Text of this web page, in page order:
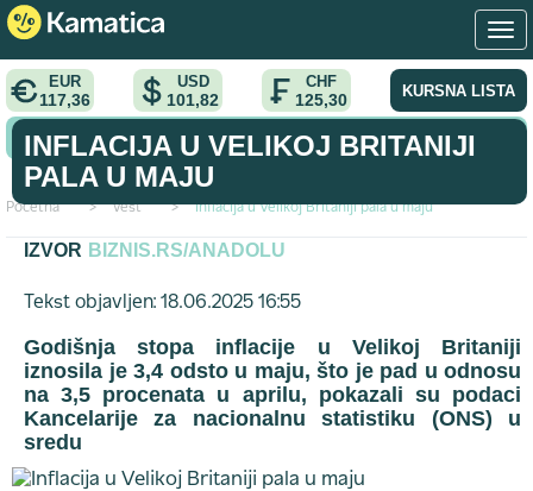
EUR
117,36
USD
101,82
CHF
125,30 KURSNA LISTA
KONVERTOR VALUTA
Početna > vest > Inflacija u Velikoj Britaniji pala u maju
INFLACIJA U VELIKOJ BRITANIJI
PALA U MAJU
IZVOR BIZNIS.RS/ANADOLU
Tekst objavljen: 18.06.2025 16:55
Godišnja stopa inflacije u Velikoj Britaniji
iznosila je 3,4 odsto u maju, što je pad u odnosu
na 3,5 procenata u aprilu, pokazali su podaci
Kancelarije za nacionalnu statistiku (ONS) u
sredu